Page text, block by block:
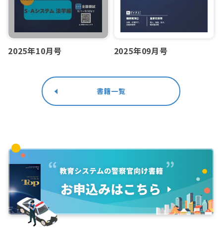
2025年10月号 2025年09月号
書籍一覧